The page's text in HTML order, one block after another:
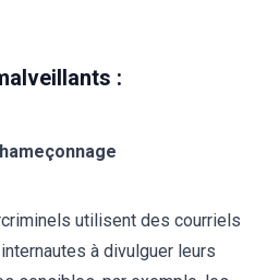
:
utilisent des courriels
à divulguer leurs